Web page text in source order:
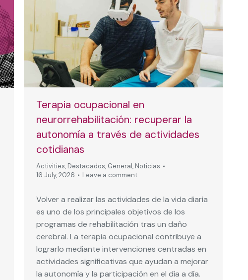
Terapia ocupacional en
neurorrehabilitación: recuperar la
autonomía a través de actividades
cotidianas
Activities, Destacados, General, Noticias
16 July, 2026
Leave a comment
Volver a realizar las actividades de la vida diaria
es uno de los principales objetivos de los
programas de rehabilitación tras un daño
cerebral. La terapia ocupacional contribuye a
lograrlo mediante intervenciones centradas en
actividades significativas que ayudan a mejorar
la autonomía y la participación en el día a día.